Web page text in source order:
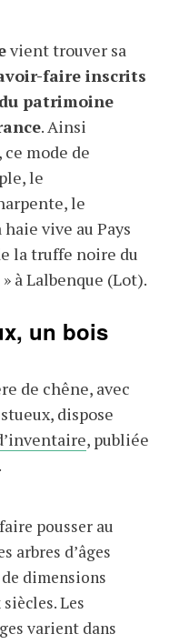
vient trouver sa
faire inscrits
patrimoine
. Ainsi
mode de
le
le
vive au Pays
la truffe noire du
à Lalbenque (Lot).
un bois
de chêne, avec
dispose
, publiée
pousser au
arbres d’âges
dimensions
Les
varient dans